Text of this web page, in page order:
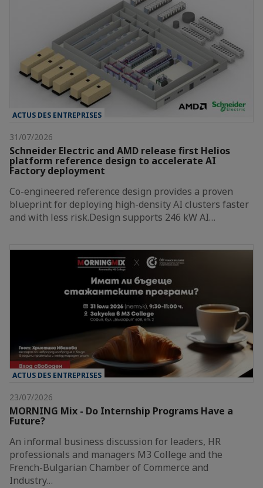
ACTUS DES ENTREPRISES
31/07/2026
Schneider Electric and AMD release first Helios
platform reference design to accelerate AI
Factory deployment
Co-engineered reference design provides a proven
blueprint for deploying high-density AI clusters faster
and with less risk.Design supports 246 kW AI…
ACTUS DES ENTREPRISES
23/07/2026
MORNING Mix - Do Internship Programs Have a
Future?
An informal business discussion for leaders, HR
professionals and managers M3 College and the
French-Bulgarian Chamber of Commerce and
Industry…